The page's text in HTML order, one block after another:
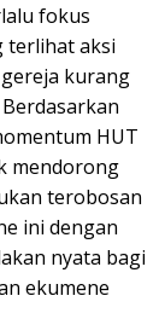
fokus
terlihat aksi
kurang
HUT
mendorong
terobosan
ini dengan
nyata bagi
ekumene